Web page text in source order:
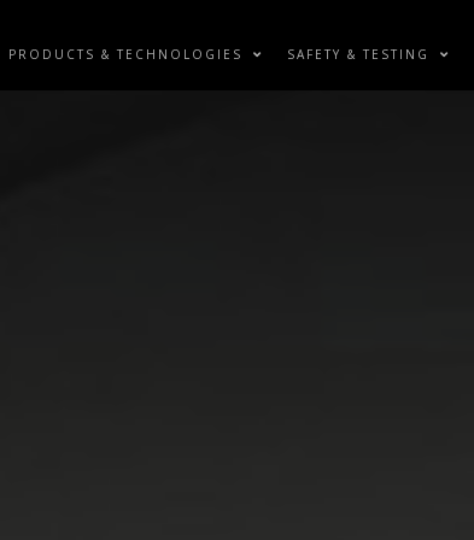
PRODUCTS & TECHNOLOGIES SAFETY & TESTING